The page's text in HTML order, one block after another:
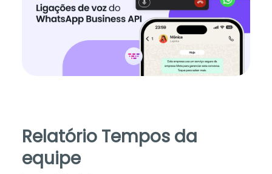
Relatório Tempos da
equipe